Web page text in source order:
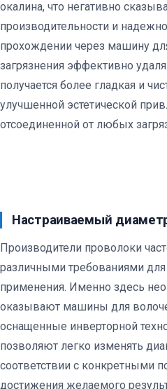
окалина, что негативно
производительности и
прохождении через машину
загрязнения эффективно
получается более гладкая и
улучшенной эстетической
отсоединенной от любых
Настраиваемый
Производители проволоки
различными требованиями для
применения. Именно здесь
оказывают машины для
оснащенные инверторной
позволяют легко изменять
соответствии с конкретными
достижения желаемого